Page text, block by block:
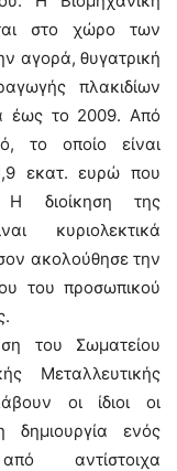
στο χώρο των
αγορά, θυγατρική
πλακιδίων
έως το 2009. Από
το οποίο είναι
εκατ. ευρώ που
Η διοίκηση της
κυριολεκτικά
ακολούθησε την
του προσωπικού
του Σωματείου
Μεταλλευτικής
οι ίδιοι οι
δημιουργία ενός
αντίστοιχα